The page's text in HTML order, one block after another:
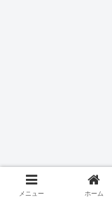
メニュー ホーム